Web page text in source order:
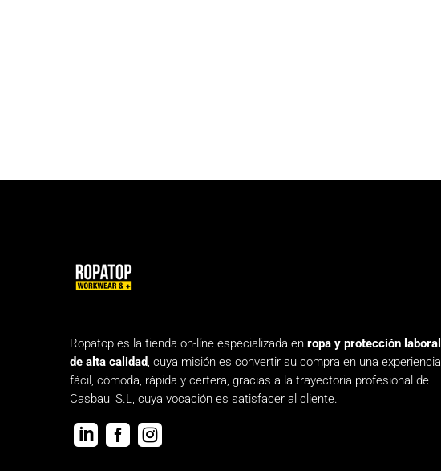
Ropatop es la tienda on-líne especializada en ropa y protección laboral
de alta calidad, cuya misión es convertir su compra en una experiencia
fácil, cómoda, rápida y certera, gracias a la trayectoria profesional de
Casbau, S.L, cuya vocación es satisfacer al cliente.
  